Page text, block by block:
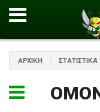
ΑΡΧΙΚΉ ΣΤΑΤΙΣΤΙΚΆ